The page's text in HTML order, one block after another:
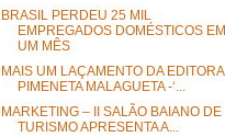
BRASIL PERDEU 25 MIL
EMPREGADOS DOMÉSTICOS EM
UM MÊS
MAIS UM LAÇAMENTO DA EDITORA
PIMENETA MALAGUETA -‘...
MARKETING – II SALÃO BAIANO DE
TURISMO APRESENTA A...